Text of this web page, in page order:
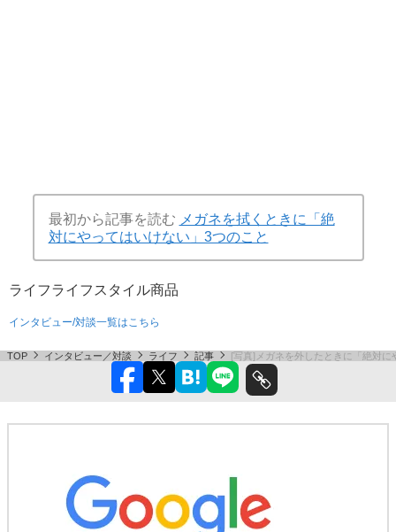
最初から記事を読む メガネを拭くときに「絶
対にやってはいけない」3つのこと
ライフライフスタイル商品
インタビュー/対談一覧はこちら
TOP インタビュー／対談 ライフ 記事 [写真]メガネを外したときに「絶対